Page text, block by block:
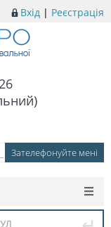
Вхід | Реєстрація